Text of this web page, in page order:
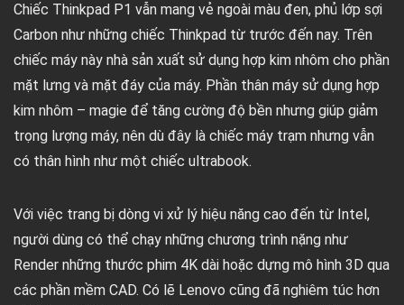
Chiếc Thinkpad P1 vẫn mang vẻ ngoài màu đen, phủ lớp sợi
Carbon như những chiếc Thinkpad từ trước đến nay. Trên
chiếc máy này nhà sản xuất sử dụng hợp kim nhôm cho phần
mặt lưng và mặt đáy của máy. Phần thân máy sử dụng hợp
kim nhôm – magie để tăng cường độ bền nhưng giúp giảm
trọng lượng máy, nên dù đây là chiếc máy trạm nhưng vẫn
có thân hình như một chiếc ultrabook.
Với việc trang bị dòng vi xử lý hiệu năng cao đến từ Intel,
người dùng có thể chạy những chương trình nặng như
Render những thước phim 4K dài hoặc dựng mô hình 3D qua
các phần mềm CAD. Có lẽ Lenovo cũng đã nghiêm túc hơn